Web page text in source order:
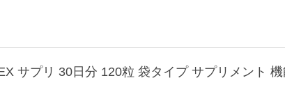
サプリ 30日分 120粒 袋タイプ サプリメント